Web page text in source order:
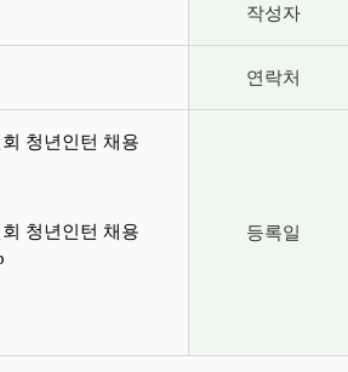
작성자
연락처
청년인턴 채용
청년인턴 채용
등록일